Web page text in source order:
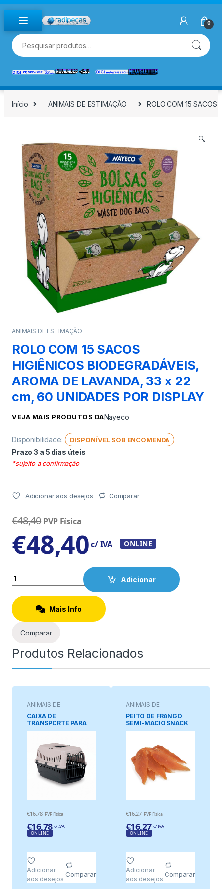
Skip to navigation
Skip to content
0
Pesquisar por:
Início ANIMAIS DE ESTIMAÇÃO ROLO COM 15 SACOS
🔍
ANIMAIS DE ESTIMAÇÃO
ROLO COM 15 SACOS
HIGIÊNICOS BIODEGRADÁVEIS,
AROMA DE LAVANDA, 33 x 22
cm, 60 UNIDADES POR DISPLAY
VEJA MAIS PRODUTOS DANayeco
Disponibilidade: DISPONÍVEL SOB ENCOMENDA
Prazo 3 a 5 dias úteis
*sujeito a confirmação
Adicionar aos desejos Comparar
€48,40 PVP Física
€48,40c/ IVA ONLINE
Quantity
Adicionar
Mais Info
Comparar
Produtos Relacionados
ANIMAIS DE
ESTIMAÇÃO
CAIXA DE
TRANSPORTE PARA
ANIMAIS DE
CORES SORTIDAS, 46
x 31 x 32 cm
€16,78 PVP Física
€16,78 c/ IVA
ONLINE
Adicionar
aos desejos
Comparar
ANIMAIS DE
ESTIMAÇÃO
PEITO DE FRANGO
SEMI-MACIO SNACK
NYC FARM 12 cm 500
€16,27 PVP Física
€16,27 c/ IVA
ONLINE
Adicionar
aos desejos
Comparar